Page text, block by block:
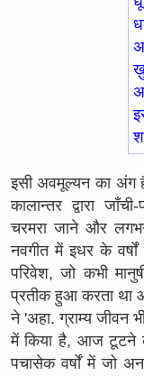
इसी अवमूल्यन का अंग
कालान्तर द्वारा
चरमरा जाने और
नवगीत में इधर के
परिवेश, जो कभी
प्रतीक हुआ करता था
ने 'अहा. ग्राम्य जीवन
में किया है, आज टूटने
पचासेक वर्षों में जो